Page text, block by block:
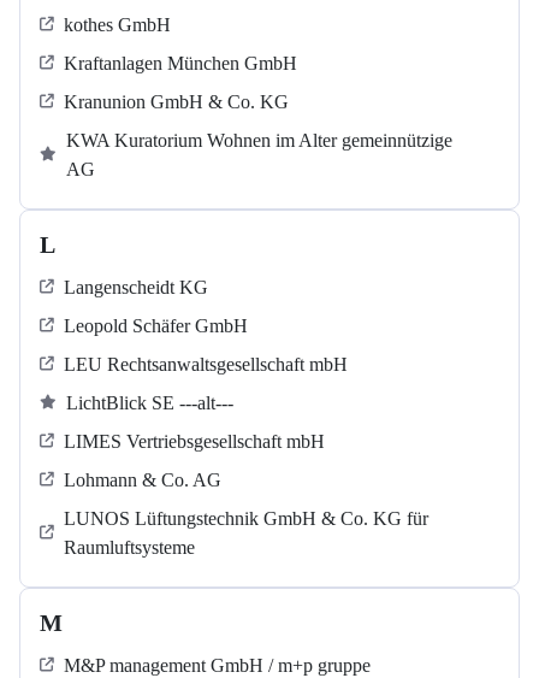
kothes GmbH
Kraftanlagen München GmbH
Kranunion GmbH & Co. KG
KWA Kuratorium Wohnen im Alter gemeinnützige
AG
L
Langenscheidt KG
Leopold Schäfer GmbH
LEU Rechtsanwaltsgesellschaft mbH
LichtBlick SE ---alt---
LIMES Vertriebsgesellschaft mbH
Lohmann & Co. AG
LUNOS Lüftungstechnik GmbH & Co. KG für
Raumluftsysteme
M
M&P management GmbH / m+p gruppe